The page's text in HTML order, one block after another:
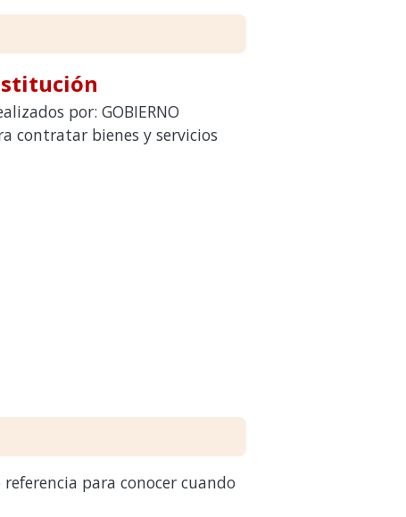
por: GOBIERNO
contratar bienes y servicios
para conocer cuando